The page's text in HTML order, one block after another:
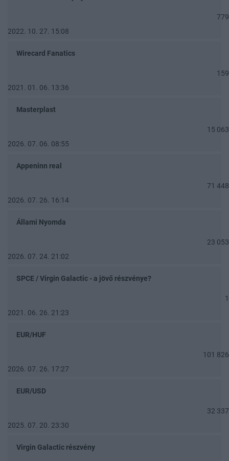
779
2022. 10. 27. 15:08
Wirecard Fanatics
159
2021. 01. 06. 13:36
Masterplast
15 063
2026. 07. 06. 08:55
Appeninn real
71 448
2026. 07. 26. 16:14
Állami Nyomda
23 053
2026. 07. 24. 21:02
SPCE / Virgin Galactic - a jövő részvénye?
1
2021. 06. 26. 21:23
EUR/HUF
101 826
2026. 07. 26. 17:27
EUR/USD
32 337
2025. 07. 20. 23:30
Virgin Galactic részvény